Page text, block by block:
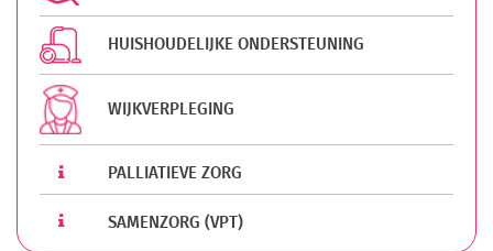
HUISHOUDELIJKE ONDERSTEUNING
WIJKVERPLEGING
PALLIATIEVE ZORG
SAMENZORG (VPT)